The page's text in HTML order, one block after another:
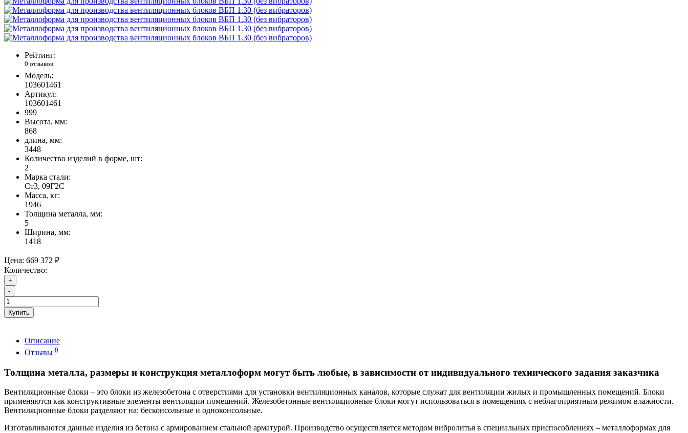
Рейтинг:
0 отзывов
Модель:
103601461
Артикул:
103601461
999
Высота, мм:
868
длина, мм:
3448
Количество изделий в форме, шт:
2
Марка стали:
Ст3, 09Г2С
Масса, кг:
1946
Толщина металла, мм:
5
Ширина, мм:
1418
Цена: 669 372 ₽
Количество:
+
-
Купить
Описание
Отзывы 0
Толщина металла, размеры и конструкция металлоформ могут быть любые, в зависимости от индивидуального технического задания заказчика
Вентиляционные блоки – это блоки из железобетона с отверстиями для установки вентиляционных каналов, которые служат для вентиляции жилых и промышленных помещений. Блоки
применяются как конструктивные элементы вентиляции помещений. Железобетонные вентиляционные блоки могут использоваться в помещениях с неблагоприятным режимом влажности.
Вентиляционные блоки разделяют на: бесконсольные и одноконсольные.
Изготавливаются данные изделия из бетона с армированием стальной арматурой. Производство осуществляется методом вибролитья в специальных приспособлениях – металлоформах для